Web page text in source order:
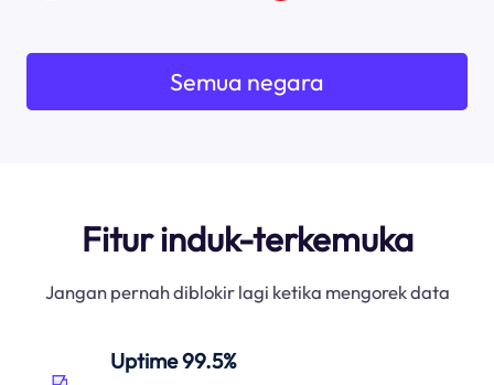
Semua negara
Fitur induk-terkemuka
Jangan pernah diblokir lagi ketika mengorek data
Uptime 99.5%